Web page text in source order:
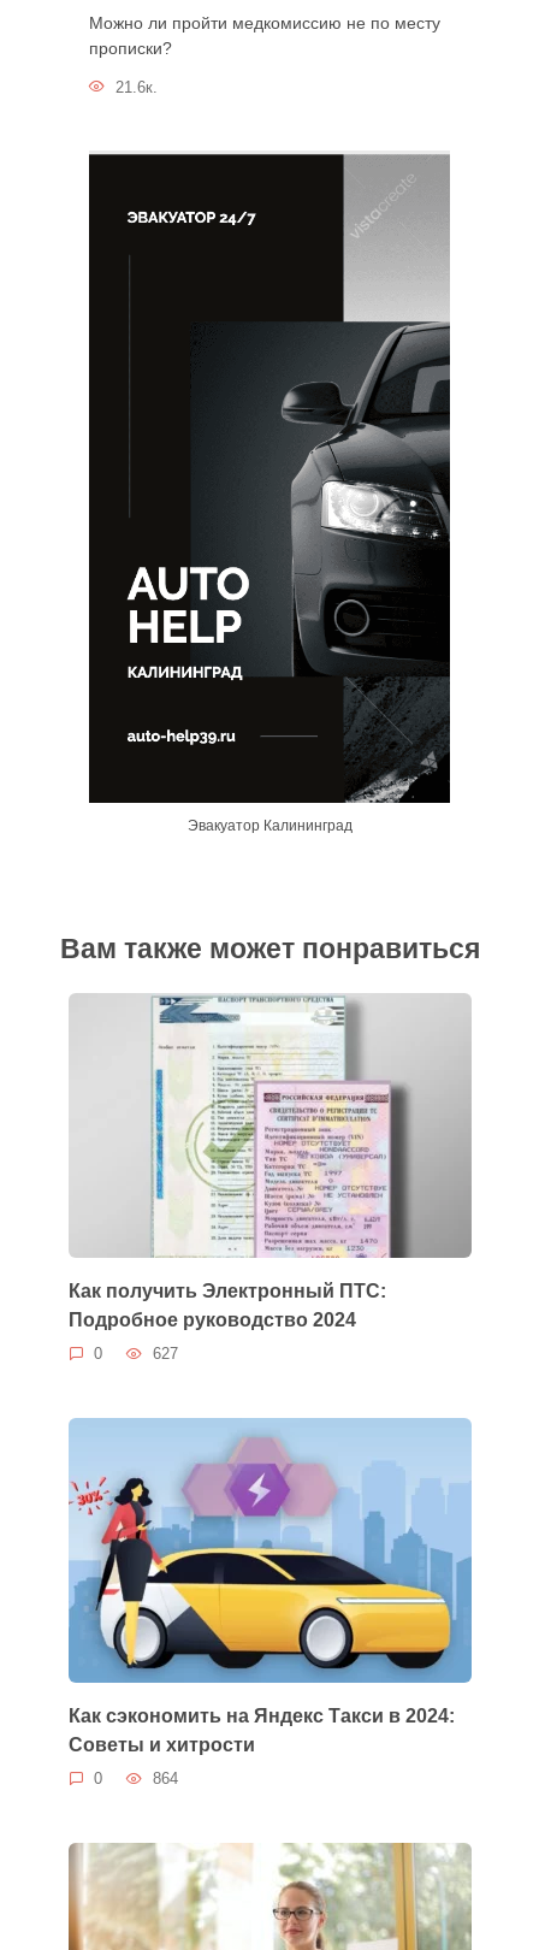
Можно ли пройти медкомиссию не по месту
прописки?
21.6к.
Эвакуатор Калининград
Вам также может понравиться
Как получить Электронный ПТС:
Подробное руководство 2024
0 627
Как сэкономить на Яндекс Такси в 2024:
Советы и хитрости
0 864